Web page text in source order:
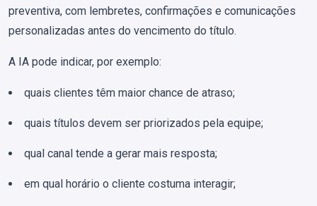
preventiva, com lembretes, confirmações e comunicações
personalizadas antes do vencimento do título.
A IA pode indicar, por exemplo:
quais clientes têm maior chance de atraso;
quais títulos devem ser priorizados pela equipe;
qual canal tende a gerar mais resposta;
em qual horário o cliente costuma interagir;